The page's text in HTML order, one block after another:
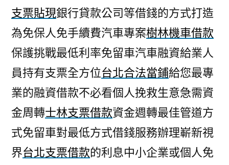
支票貼現銀行貸款公司等借錢的方式打造
為免保人免手續費汽車專案樹林機車借款
保護挑戰最低利率免留車汽車融資給業人
員持有支票全方位台北合法當鋪給您最專
業的融資借款不必看個人挽救生意急需資
金周轉士林支票借款資金週轉最佳管道方
式免留車對最低方式借錢服務辦理嶄新視
界台北支票借款的利息中小企業或個人免